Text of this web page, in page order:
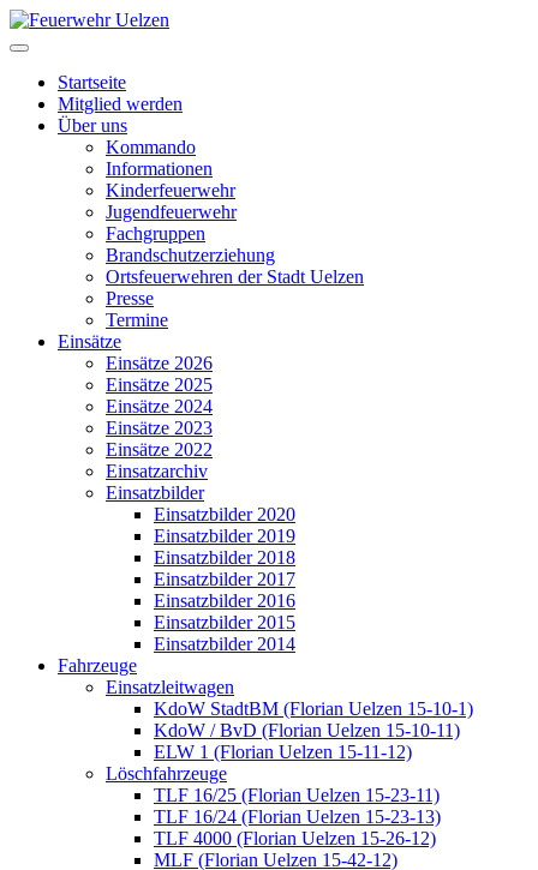
Startseite
Mitglied werden
Über uns
Kommando
Informationen
Kinderfeuerwehr
Jugendfeuerwehr
Fachgruppen
Brandschutzerziehung
Ortsfeuerwehren der Stadt Uelzen
Presse
Termine
Einsätze
Einsätze 2026
Einsätze 2025
Einsätze 2024
Einsätze 2023
Einsätze 2022
Einsatzarchiv
Einsatzbilder
Einsatzbilder 2020
Einsatzbilder 2019
Einsatzbilder 2018
Einsatzbilder 2017
Einsatzbilder 2016
Einsatzbilder 2015
Einsatzbilder 2014
Fahrzeuge
Einsatzleitwagen
KdoW StadtBM (Florian Uelzen 15-10-1)
KdoW / BvD (Florian Uelzen 15-10-11)
ELW 1 (Florian Uelzen 15-11-12)
Löschfahrzeuge
TLF 16/25 (Florian Uelzen 15-23-11)
TLF 16/24 (Florian Uelzen 15-23-13)
TLF 4000 (Florian Uelzen 15-26-12)
MLF (Florian Uelzen 15-42-12)